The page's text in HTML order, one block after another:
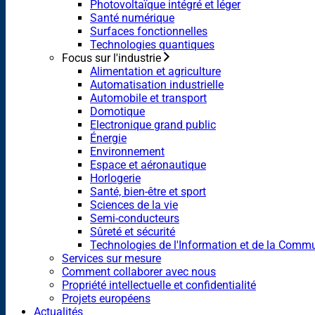
Photovoltaïque intégré et léger
Santé numérique
Surfaces fonctionnelles
Technologies quantiques
Focus sur l'industrie
Alimentation et agriculture
Automatisation industrielle
Automobile et transport
Domotique
Electronique grand public
Énergie
Environnement
Espace et aéronautique
Horlogerie
Santé, bien-être et sport
Sciences de la vie
Semi-conducteurs
Sûreté et sécurité
Technologies de l'Information et de la
Services sur mesure
Comment collaborer avec nous
Propriété intellectuelle et confidentialité
Projets européens
Actualités